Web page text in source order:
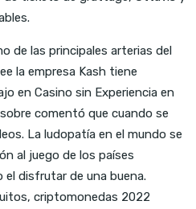
de las principales arterias del
la empresa Kash tiene
en Casino sin Experiencia en
comentó que cuando se
La ludopatía en el mundo se
al juego de los países
disfrutar de una buena.
criptomonedas 2022